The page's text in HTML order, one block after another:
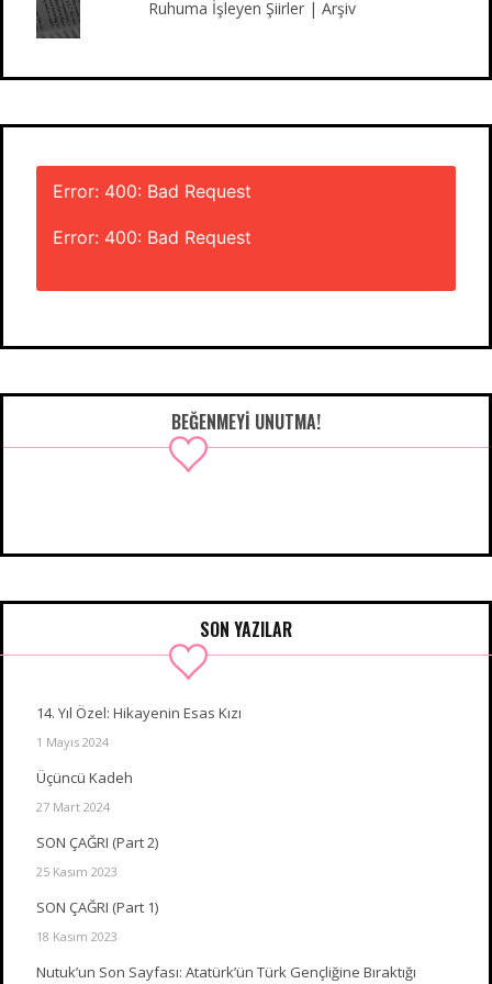
Ruhuma İşleyen Şiirler | Arşiv
Error: 400: Bad Request
Error: 400: Bad Request
BEĞENMEYI UNUTMA!
SON YAZILAR
14. Yıl Özel: Hikayenin Esas Kızı
1 Mayıs 2024
Üçüncü Kadeh
27 Mart 2024
SON ÇAĞRI (Part 2)
25 Kasım 2023
SON ÇAĞRI (Part 1)
18 Kasım 2023
Nutuk’un Son Sayfası: Atatürk’ün Türk Gençliğine Bıraktığı